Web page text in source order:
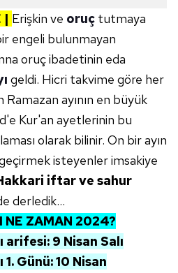
| Erişkin ve oruç tutmaya
engeli bulunmayan
oruç ibadetinin eda
geldi. Hicri takvime göre her
Ramazan ayının en büyük
Kur'an ayetlerinin bu
olarak bilinir. On bir ayın
isteyenler imsakiye
iftar ve sahur
derledik...
NE ZAMAN 2024?
arifesi: 9 Nisan Salı
Günü: 10 Nisan